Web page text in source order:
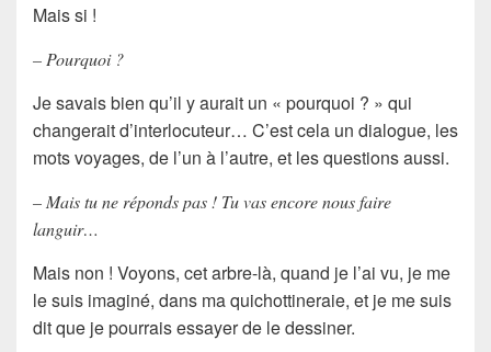
Mais si !
– Pourquoi ?
Je savais bien qu’il y aurait un « pourquoi ? » qui
changerait d’interlocuteur… C’est cela un dialogue, les
mots voyages, de l’un à l’autre, et les questions aussi.
– Mais tu ne réponds pas ! Tu vas encore nous faire
languir…
Mais non ! Voyons, cet arbre-là, quand je l’ai vu, je me
le suis imaginé, dans ma quichottineraie, et je me suis
dit que je pourrais essayer de le dessiner.